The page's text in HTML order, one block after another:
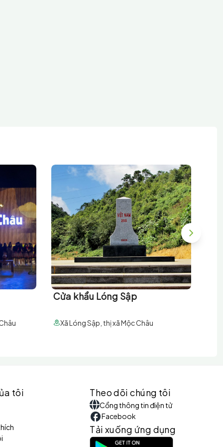
Cửa khẩu Lóng Sập
Xã Lóng Sập, thị xã Mộc Châu
tôi Theo dõi chúng tôi
Cổng thông tin điện tử
Facebook
Tải xuống ứng dụng